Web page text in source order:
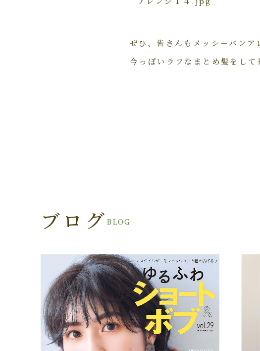
ぜひ、皆さんもメッシーバン
今っぽいラフなまとめ髪をし
BLOG
ブログ